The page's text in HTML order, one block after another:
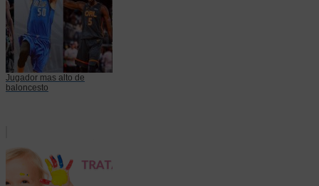
Jugador mas alto de
baloncesto